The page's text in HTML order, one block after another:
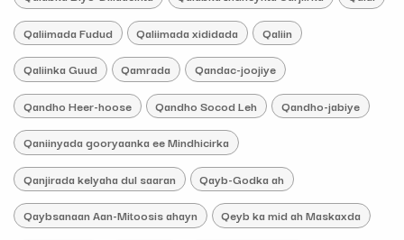
Qaliimada Fudud Qaliimada xididada Qaliin
Qaliinka Guud Qamrada Qandac-joojiye
Qandho Heer-hoose Qandho Socod Leh Qandho-jabiye
Qaniinyada gooryaanka ee Mindhicirka
Qanjirada kelyaha dul saaran Qayb-Godka ah
Qaybsanaan Aan-Mitoosis ahayn Qeyb ka mid ah Maskaxda